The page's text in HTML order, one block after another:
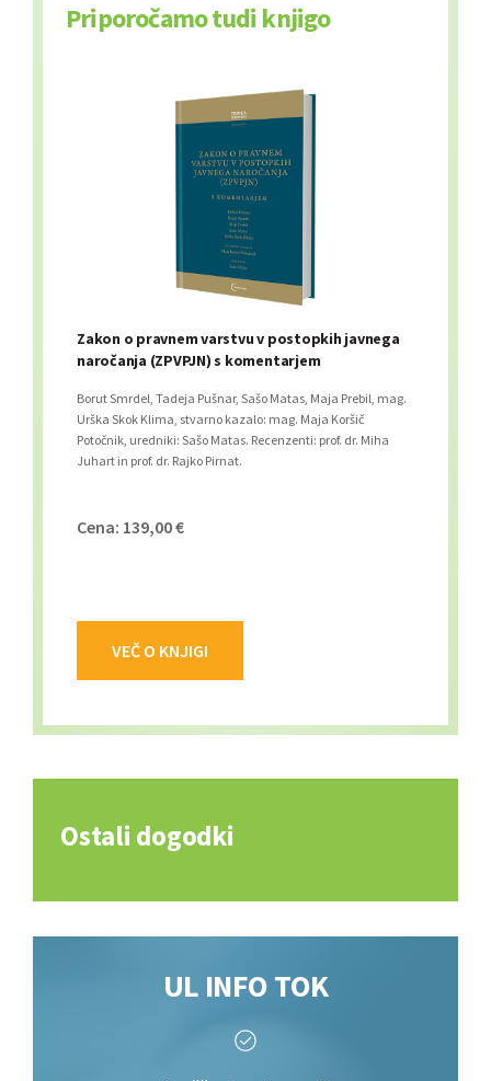
Priporočamo tudi knjigo
Zakon o pravnem varstvu v postopkih javnega
naročanja (ZPVPJN) s komentarjem
Borut Smrdel, Tadeja Pušnar, Sašo Matas, Maja Prebil, mag.
Urška Skok Klima, stvarno kazalo: mag. Maja Koršič
Potočnik, uredniki: Sašo Matas. Recenzenti: prof. dr. Miha
Juhart in prof. dr. Rajko Pirnat.
Cena: 139,00 €
VEČ O KNJIGI
Ostali dogodki
UL INFO TOK